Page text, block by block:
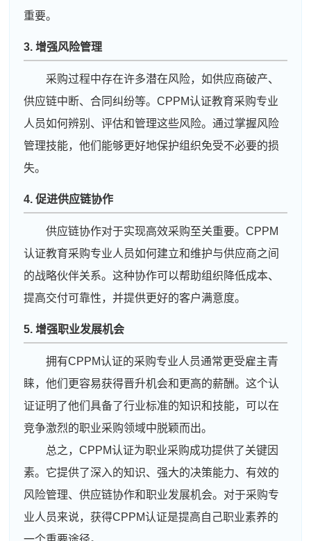
重要。
3. 增强风险管理
采购过程中存在许多潜在风险，如供应商破产、
供应链中断、合同纠纷等。CPPM认证教育采购专业
人员如何辨别、评估和管理这些风险。通过掌握风险
管理技能，他们能够更好地保护组织免受不必要的损
失。
4. 促进供应链协作
供应链协作对于实现高效采购至关重要。CPPM
认证教育采购专业人员如何建立和维护与供应商之间
的战略伙伴关系。这种协作可以帮助组织降低成本、
提高交付可靠性，并提供更好的客户满意度。
5. 增强职业发展机会
拥有CPPM认证的采购专业人员通常更受雇主青
睐，他们更容易获得晋升机会和更高的薪酬。这个认
证证明了他们具备了行业标准的知识和技能，可以在
竞争激烈的职业采购领域中脱颖而出。
总之，CPPM认证为职业采购成功提供了关键因
素。它提供了深入的知识、强大的决策能力、有效的
风险管理、供应链协作和职业发展机会。对于采购专
业人员来说，获得CPPM认证是提高自己职业素养的